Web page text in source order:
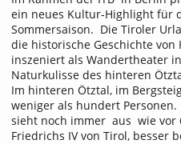
ein neues Kultur-Highlight für
Sommersaison. Die Tiroler
die historische Geschichte
inszeniert als Wandertheater
Naturkulisse des hinteren
Im hinteren Ötztal, im
weniger als hundert
sieht noch immer aus wie vor
Friedrichs IV von Tirol, besser